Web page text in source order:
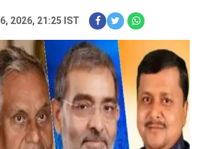
2026, 21:25 IST